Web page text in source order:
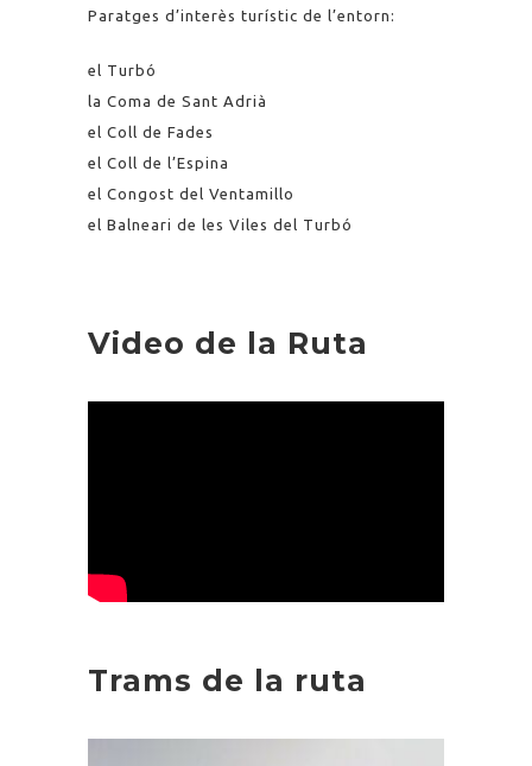
Paratges d’interès turístic de l’entorn:
el Turbó
la Coma de Sant Adrià
el Coll de Fades
el Coll de l’Espina
el Congost del Ventamillo
el Balneari de les Viles del Turbó
Video de la Ruta
Trams de la ruta